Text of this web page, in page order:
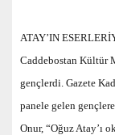
ATAY’IN
Caddebostan Kültür
gençlerdi. Gazete
panele gelen
Onur, “Oğuz Atay’ı